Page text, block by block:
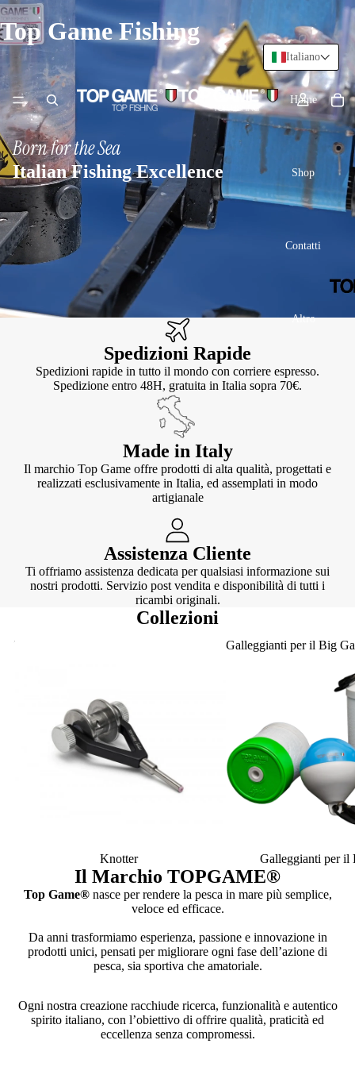
Top Game Fishing
Home
Shop
Contatti
Altro
Born for the Sea
Italian Fishing Excellence
Spedizioni Rapide
Spedizioni rapide in tutto il mondo con corriere espresso.
Spedizione entro 48H, gratuita in Italia sopra 70€.
Made in Italy
Il marchio Top Game offre prodotti di alta qualità, progettati e
realizzati esclusivamente in Italia, ed assemplati in modo
artigianale
Assistenza Cliente
Ti offriamo assistenza dedicata per qualsiasi informazione sui
nostri prodotti. Servizio post vendita e disponibilità di tutti i
ricambi originali.
Collezioni
Knotter
Knotter
Galleggianti per il Big
Galleggianti per il
Il Marchio TOPGAME®
Top Game®nasce per rendere la pesca in mare più semplice,
veloce ed efficace.
Da anni trasformiamo esperienza, passione e innovazione in
prodotti unici, pensati per migliorare ogni fase dell’azione di
pesca, sia sportiva che amatoriale.
Ogni nostra creazione racchiude ricerca, funzionalità e autentico
spirito italiano, con l’obiettivo di offrire qualità, praticità ed
eccellenza senza compromessi.
Italiano